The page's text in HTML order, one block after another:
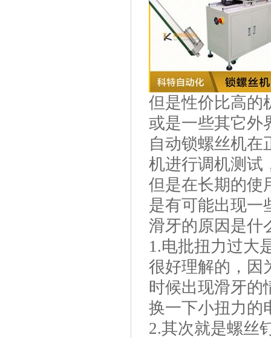
但是性价比高的
或是一些其它外
自动锁螺丝机在
机进行调机测试
但是在长期的使
是有可能出现一
滑牙的原因是什
1.电批扭力过大
很好理解的，因
时候出现滑牙的
换一下小扭力的
2.其次就是螺丝